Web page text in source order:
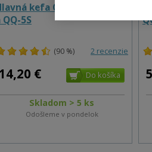
kefa CleanMate QQ-5
QQ-5S
(90 %) 2 recenzie
14,20 €
Skladom > 5 ks
Odošleme v pondelok